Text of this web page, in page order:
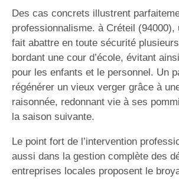
Des cas concrets illustrent
professionnalisme. à Créteil
fait abattre en toute sécurité
bordant une cour d’école, évitant
pour les enfants et le personnel. Un
régénérer un vieux verger grâce à
raisonnée, redonnant vie à ses
la saison suivante.
Le point fort de l’intervention
aussi dans la gestion complète des
entreprises locales proposent le